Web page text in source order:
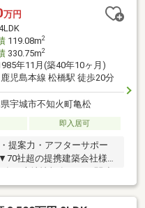
お任せ！▼お引渡し後のア
ス（リフォーム）、将来
万円
119.08m2
330.75m2
年11月(築40年10ヶ月)
鹿児島本線 松橋駅 徒歩20分
宇城市不知火町亀松
即入居可
提案力・アフターサポー
社超の提携建築会社様モ
力】▼住宅ローン金融機関
把握！▼後悔しないための